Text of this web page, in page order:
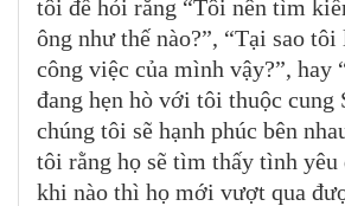
tôi để hỏi rằng “Tôi nên tìm
ông như thế nào?”, “Tại sao
công việc của mình vậy?”, hay
đang hẹn hò với tôi thuộc cung
chúng tôi sẽ hạnh phúc bên
tôi rằng họ sẽ tìm thấy tình
khi nào thì họ mới vượt qua